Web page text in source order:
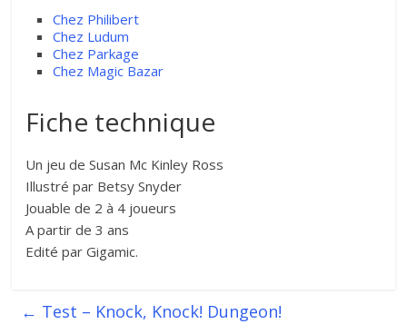
Chez Philibert
Chez Ludum
Chez Parkage
Chez Magic Bazar
Fiche technique
Un jeu de Susan Mc Kinley Ross
Illustré par Betsy Snyder
Jouable de 2 à 4 joueurs
A partir de 3 ans
Edité par Gigamic.
← Test – Knock, Knock! Dungeon!